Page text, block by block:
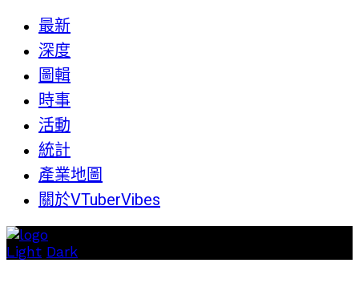
最新
深度
圖輯
時事
活動
統計
產業地圖
關於VTuberVibes
Light Dark